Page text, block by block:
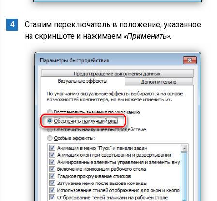
Ставим переключатель в положение, указанное
на скриншоте и нажимаем«Применить».